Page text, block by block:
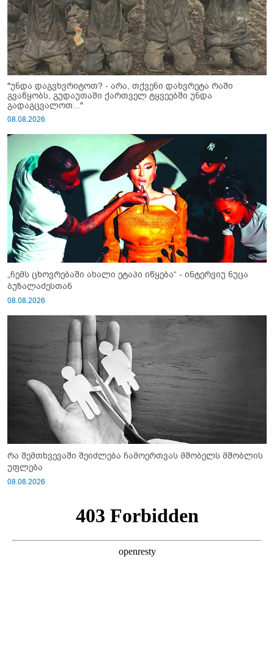
"უნდა დაგვხვრიტოთ? - არა, თქვენი დახვრეტა რაში
გვაწყობს, გუდაუთაში ქართველ ტყვეებში უნდა
გადაგცვალოთ..."
08.08.2026
„ჩემს ცხოვრებაში ახალი ეტაპი იწყება“ - ინტერვიუ ნუცა
ბუზალაძესთან
08.08.2026
რა შემთხვევაში შეიძლება ჩამოერთვას მშობელს მშობლის
უფლება
08.08.2026